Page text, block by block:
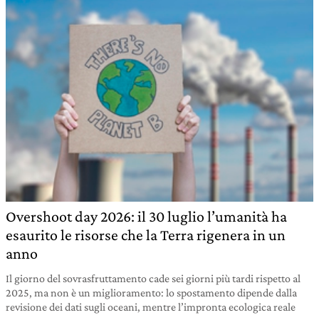
Overshoot day 2026: il 30 luglio l’umanità ha
esaurito le risorse che la Terra rigenera in un
anno
Il giorno del sovrasfruttamento cade sei giorni più tardi rispetto al
2025, ma non è un miglioramento: lo spostamento dipende dalla
revisione dei dati sugli oceani, mentre l’impronta ecologica reale